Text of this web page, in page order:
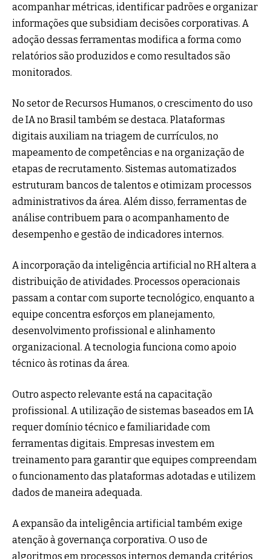
acompanhar métricas, identificar padrões e organizar
informações que subsidiam decisões corporativas. A
adoção dessas ferramentas modifica a forma como
relatórios são produzidos e como resultados são
monitorados.
No setor de Recursos Humanos, o crescimento do uso
de IA no Brasil também se destaca. Plataformas
digitais auxiliam na triagem de currículos, no
mapeamento de competências e na organização de
etapas de recrutamento. Sistemas automatizados
estruturam bancos de talentos e otimizam processos
administrativos da área. Além disso, ferramentas de
análise contribuem para o acompanhamento de
desempenho e gestão de indicadores internos.
A incorporação da inteligência artificial no RH altera a
distribuição de atividades. Processos operacionais
passam a contar com suporte tecnológico, enquanto a
equipe concentra esforços em planejamento,
desenvolvimento profissional e alinhamento
organizacional. A tecnologia funciona como apoio
técnico às rotinas da área.
Outro aspecto relevante está na capacitação
profissional. A utilização de sistemas baseados em IA
requer domínio técnico e familiaridade com
ferramentas digitais. Empresas investem em
treinamento para garantir que equipes compreendam
o funcionamento das plataformas adotadas e utilizem
dados de maneira adequada.
A expansão da inteligência artificial também exige
atenção à governança corporativa. O uso de
algoritmos em processos internos demanda critérios